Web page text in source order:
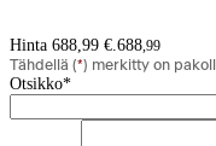
Hinta 688,99 €. 688,99
Tähdellä (*) merkitty on
Otsikko*